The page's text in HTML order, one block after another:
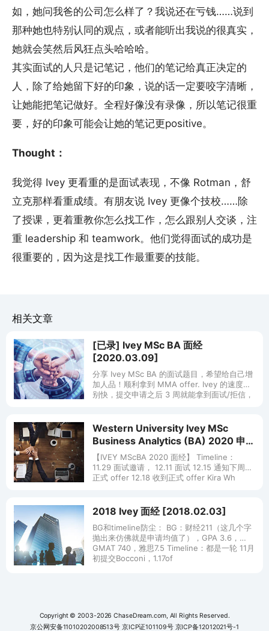
如，她问我爸的公司怎么样了？我说还在亏钱……说到
那种她也特别认同的观点，或者能听出我说的很真实，
她就会笑然后风狂点头哈哈哈。
其实面试的人只是记笔记，他们的笔记给真正决定的
人，除了给她留下好的印象，说的话一定要咬字清晰，
让她能把笔记做好。全程好像没有录像，所以笔记很重
要，好的印象可能会让她的笔记更positive。
Thought：
我觉得 Ivey 更看重的是面试表现，不像 Rotman，舒
立克那样看重成绩。有朋友说 Ivey 更像个技校……除
了授课，更着重教你怎么找工作，怎么跟别人交谈，注
重 leadership 和 teamwork。他们觉得面试的成功是
很重要的，因为这是找工作最重要的技能。
相关文章
[已录] Ivey MSc BA 面经
[2020.03.09]
分享 Ivey MSc BA 的面试题目，希望给自己增
加人品！顺利拿到 MMA offer. Ivey 的速度特
别快，提交申请之后 3 周就能拿到面试/拒信，
Western University Ivey MSc
Business Analytics (BA) 2020 申请
总结 [2018.12.15]
【IVEY MScBA 2020 面经】 Timeline：
11.29 面试邀请， 12.11 面试 12.15 通知下周发
正式 offer 12.18 收到正式 offer Kira Wh
2018 Ivey 面经 [2018.02.03]
BG和timeline防尘： BG：财经211（这几个字
抛出来仿佛就是申请均值了），GPA 3.6，
GMAT 740，雅思7.5 Timeline：都是一轮 11月
初提交Bocconi，1.17of
Copyright © 2003-2026 ChaseDream.com, All Rights Reserved.
京公网安备11010202008513号 京ICP证101109号 京ICP备12012021号-1